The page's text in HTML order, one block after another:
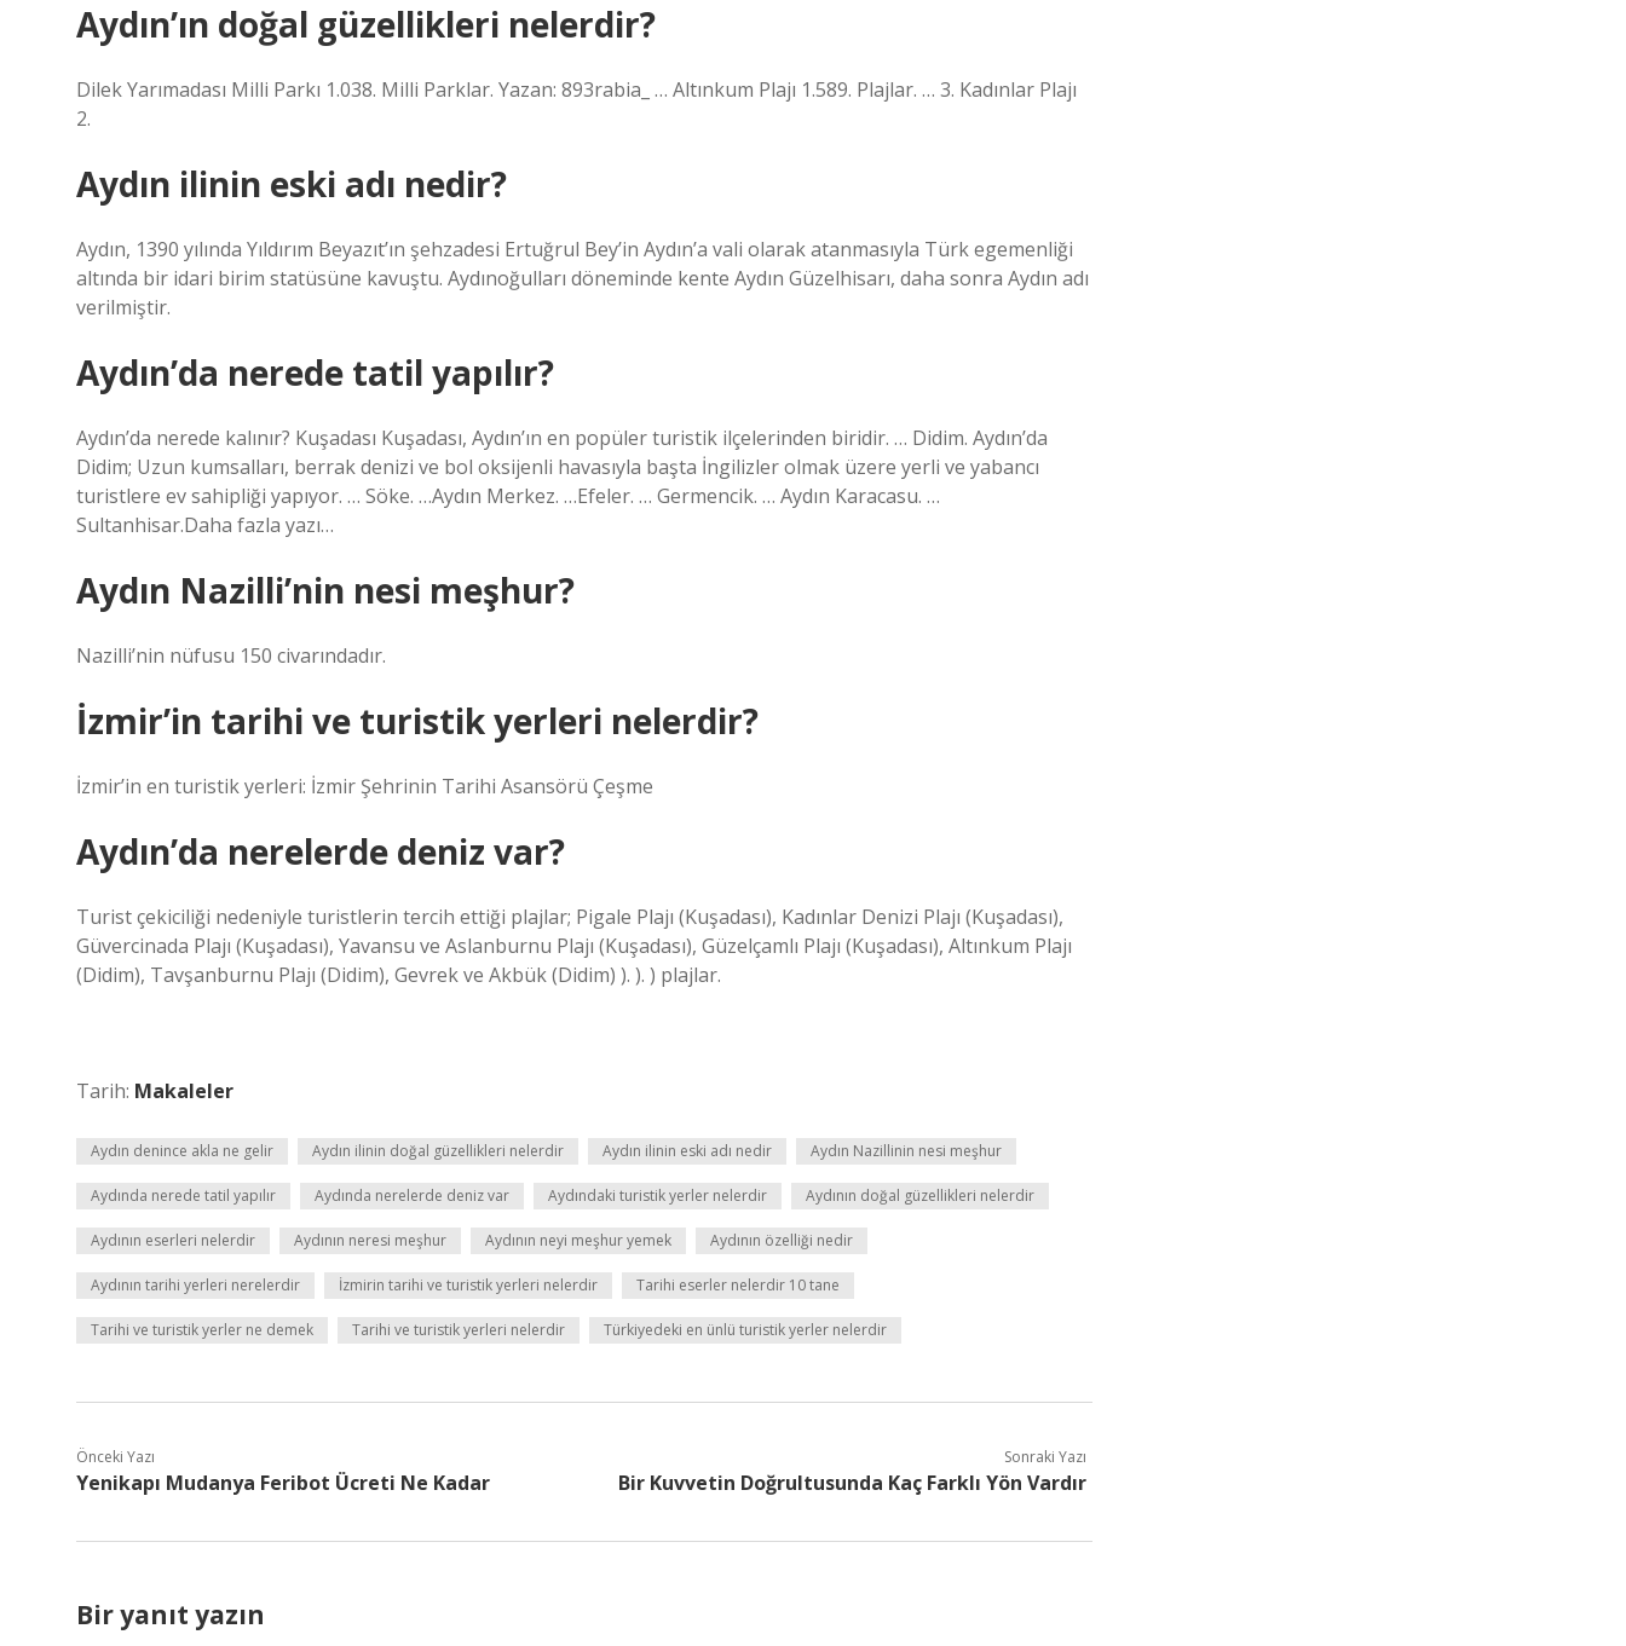
Aydın’ın doğal güzellikleri nelerdir?
Dilek Yarımadası Milli Parkı 1.038. Milli Parklar. Yazan: 893rabia_ … Altınkum Plajı 1.589. Plajlar. … 3. Kadınlar Plajı
2.
Aydın ilinin eski adı nedir?
Aydın, 1390 yılında Yıldırım Beyazıt’ın şehzadesi Ertuğrul Bey’in Aydın’a vali olarak atanmasıyla Türk egemenliği
altında bir idari birim statüsüne kavuştu. Aydınoğulları döneminde kente Aydın Güzelhisarı, daha sonra Aydın adı
verilmiştir.
Aydın’da nerede tatil yapılır?
Aydın’da nerede kalınır? Kuşadası Kuşadası, Aydın’ın en popüler turistik ilçelerinden biridir. … Didim. Aydın’da
Didim; Uzun kumsalları, berrak denizi ve bol oksijenli havasıyla başta İngilizler olmak üzere yerli ve yabancı
turistlere ev sahipliği yapıyor. … Söke. …Aydın Merkez. …Efeler. … Germencik. … Aydın Karacasu. …
Sultanhisar.Daha fazla yazı…
Aydın Nazilli’nin nesi meşhur?
Nazilli’nin nüfusu 150 civarındadır.
İzmir’in tarihi ve turistik yerleri nelerdir?
İzmir’in en turistik yerleri: İzmir Şehrinin Tarihi Asansörü Çeşme
Aydın’da nerelerde deniz var?
Turist çekiciliği nedeniyle turistlerin tercih ettiği plajlar; Pigale Plajı (Kuşadası), Kadınlar Denizi Plajı (Kuşadası),
Güvercinada Plajı (Kuşadası), Yavansu ve Aslanburnu Plajı (Kuşadası), Güzelçamlı Plajı (Kuşadası), Altınkum Plajı
(Didim), Tavşanburnu Plajı (Didim), Gevrek ve Akbük (Didim) ). ). ) plajlar.
Tarih: Makaleler
Aydın denince akla ne gelir Aydın ilinin doğal güzellikleri nelerdir Aydın ilinin eski adı nedir Aydın Nazillinin nesi meşhur
Aydında nerede tatil yapılır Aydında nerelerde deniz var Aydındaki turistik yerler nelerdir Aydının doğal güzellikleri nelerdir
Aydının eserleri nelerdir Aydının neresi meşhur Aydının neyi meşhur yemek Aydının özelliği nedir
Aydının tarihi yerleri nerelerdir İzmirin tarihi ve turistik yerleri nelerdir Tarihi eserler nelerdir 10 tane
Tarihi ve turistik yerler ne demek Tarihi ve turistik yerleri nelerdir Türkiyedeki en ünlü turistik yerler nelerdir
Önceki Yazı
Yenikapı Mudanya Feribot Ücreti Ne Kadar
Sonraki Yazı
Bir Kuvvetin Doğrultusunda Kaç Farklı Yön Vardır
Bir yanıt yazın